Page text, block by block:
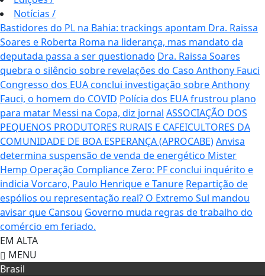
Notícias /
Bastidores do PL na Bahia: trackings apontam Dra. Raissa
Soares e Roberta Roma na liderança, mas mandato da
deputada passa a ser questionado Dra. Raissa Soares
quebra o silêncio sobre revelações do Caso Anthony Fauci
Congresso dos EUA conclui investigação sobre Anthony
Fauci, o homem do COVID Polícia dos EUA frustrou plano
para matar Messi na Copa, diz jornal ASSOCIAÇÃO DOS
PEQUENOS PRODUTORES RURAIS E CAFEICULTORES DA
COMUNIDADE DE BOA ESPERANÇA (APROCABE)Anvisa
determina suspensão de venda de energético Mister
Hemp Operação Compliance Zero: PF conclui inquérito e
indicia Vorcaro, Paulo Henrique e Tanure Repartição de
espólios ou representação real? O Extremo Sul mandou
avisar que Cansou Governo muda regras de trabalho do
comércio em feriado.
EM ALTA
MENU
Brasil